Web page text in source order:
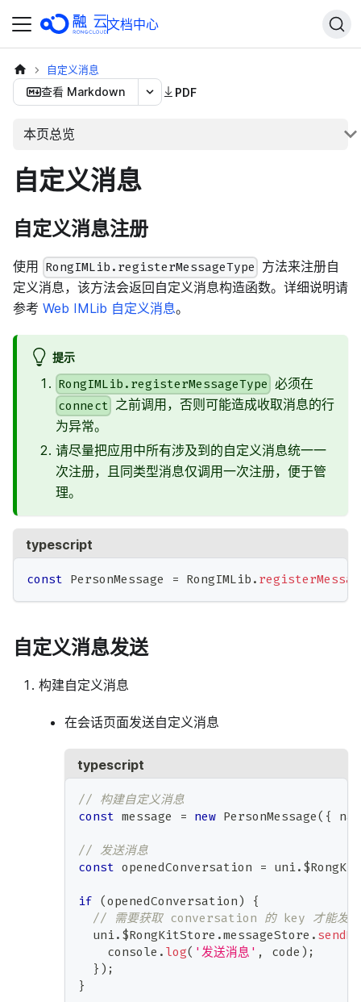
文档中心
自定义消息
查看 Markdown PDF
本页总览
自定义消息
自定义消息注册
使用 RongIMLib.registerMessageType 方法来注册自
定义消息，该方法会返回自定义消息构造函数。详细说明请
参考 Web IMLib 自定义消息。
提示
RongIMLib.registerMessageType 必须在
connect 之前调用，否则可能造成收取消息的行
为异常。
请尽量把应用中所有涉及到的自定义消息统一一
次注册，且同类型消息仅调用一次注册，便于管
理。
typescript
const PersonMessage = RongIMLib .
自定义消息发送
构建自定义消息
在会话页面发送自定义消息
typescript
// 构建自定义消息
const message = new PersonMessage( {
// 发送消息
const openedConversation = uni.
if (openedConversation)
{
// 需要获取 conversation 的 key 才能发送
  uni
. $RongKitStore .messageStore .
console . log( '发送消息' , code ) ;
} ) ;
}